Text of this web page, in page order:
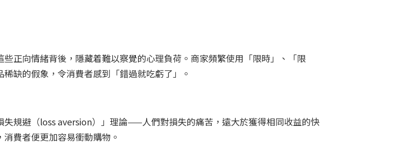
正向情緒背後，隱藏着難以察覺的心理負荷。商家頻繁使用「限時」、「限
缺的假象，令消費者感到「錯過就吃虧了」。
失規避（loss aversion）」理論——人們對損失的痛苦，遠大於獲得相同收益的快
費者便更加容易衝動購物。